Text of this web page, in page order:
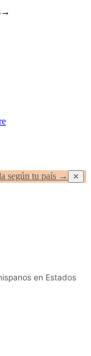
→
según tu país → ✕
en Estados